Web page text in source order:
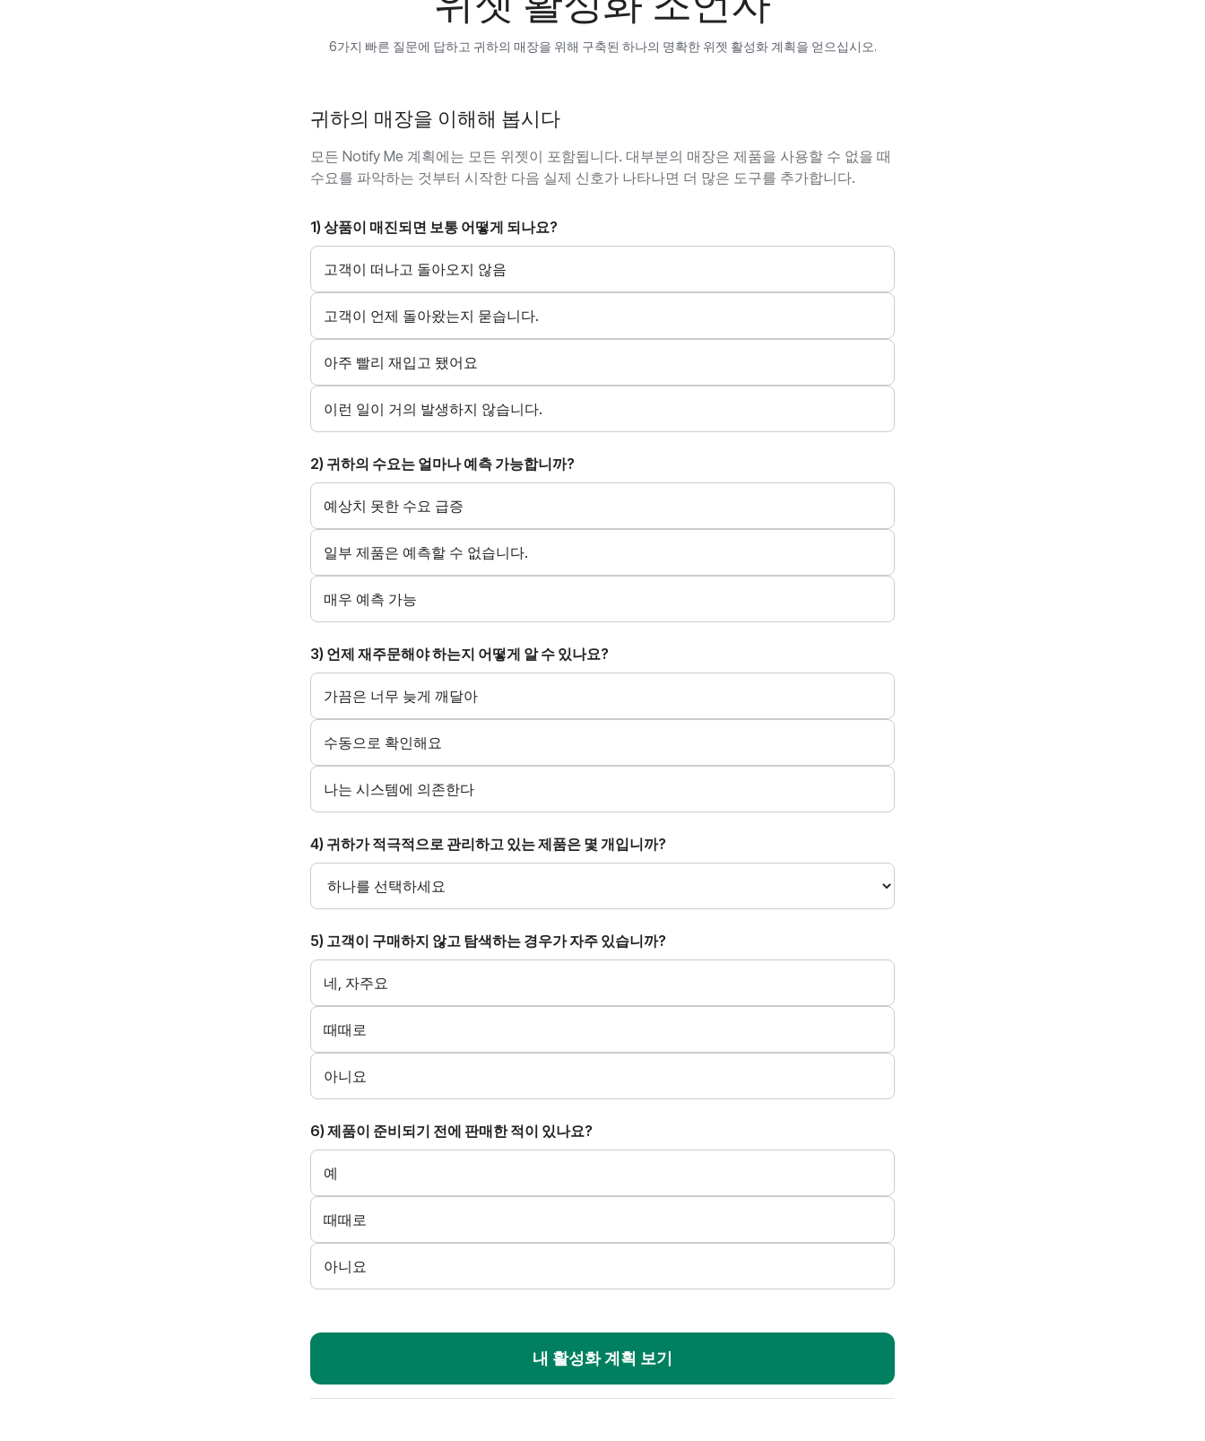
6가지 빠른 질문에 답하고 귀하의 매장을 위해 구축된 하나의 명확한 위젯 활성화 계획을 얻으십시오.
귀하의 매장을 이해해 봅시다
모든 Notify Me 계획에는 모든 위젯이 포함됩니다. 대부분의 매장은 제품을 사용할 수 없을 때
수요를 파악하는 것부터 시작한 다음 실제 신호가 나타나면 더 많은 도구를 추가합니다.
1) 상품이 매진되면 보통 어떻게 되나요?
고객이 떠나고 돌아오지 않음
고객이 언제 돌아왔는지 묻습니다.
아주 빨리 재입고 됐어요
이런 일이 거의 발생하지 않습니다.
2) 귀하의 수요는 얼마나 예측 가능합니까?
예상치 못한 수요 급증
일부 제품은 예측할 수 없습니다.
매우 예측 가능
3) 언제 재주문해야 하는지 어떻게 알 수 있나요?
가끔은 너무 늦게 깨달아
수동으로 확인해요
나는 시스템에 의존한다
4) 귀하가 적극적으로 관리하고 있는 제품은 몇 개입니까?
5) 고객이 구매하지 않고 탐색하는 경우가 자주 있습니까?
네, 자주요
때때로
아니요
6) 제품이 준비되기 전에 판매한 적이 있나요?
예
때때로
아니요
내 활성화 계획 보기